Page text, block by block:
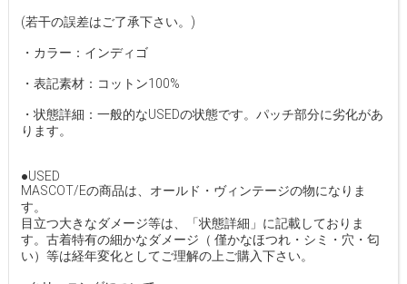
(若干の誤差はご了承下さい。)
・カラー：インディゴ
・表記素材：コットン100%
・状態詳細：一般的なUSEDの状態です。パッチ部分に劣化があ
ります。
●USED
MASCOT/Eの商品は、オールド・ヴィンテージの物になりま
す。
目立つ大きなダメージ等は、「状態詳細」に記載しておりま
す。古着特有の細かなダメージ（ 僅かなほつれ・シミ・穴・匂
い）等は経年変化としてご理解の上ご購入下さい。